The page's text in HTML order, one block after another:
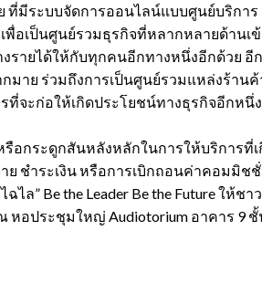
ที่มีระบบจัดการออนไลน์แบบศูนย์บริก
อเป็นศูนย์รวมธุรกิจที่หลากหลายด้าน
รายได้ให้กับทุกคนอีกทางหนึ่งอีกด้วย
กมาย ร่วมถึงการเป็นศูนย์รวมแหล่งร้
จะก่อให้เกิดประโยชน์ทางธุรกิจอีกห
หรือกระดูกสันหลังหลักในการให้บริ
ย ชำระเงิน หรือการเบิกถอนค่าคอม
ไล” Be the Leader Be the Future
หอประชุมใหญ่ Audiotorium อาคาร